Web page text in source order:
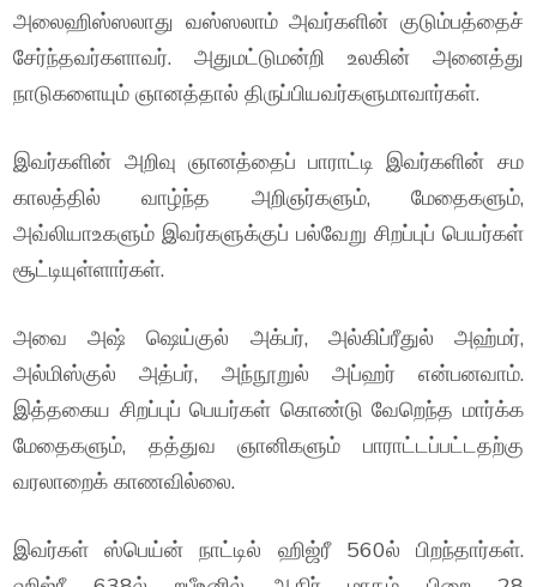
அலைஹிஸ்ஸலாது வஸ்ஸலாம் அவர்களின் குடும்பத்தைச்
சேர்ந்தவர்களாவர். அதுமட்டுமன்றி உலகின் அனைத்து
நாடுகளையும் ஞானத்தால் திருப்பியவர்களுமாவார்கள்.
இவர்களின் அறிவு ஞானத்தைப் பாராட்டி இவர்களின் சம
காலத்தில் வாழ்ந்த அறிஞர்களும், மேதைகளும்,
அவ்லியாஉகளும் இவர்களுக்குப் பல்வேறு சிறப்புப் பெயர்கள்
சூட்டியுள்ளார்கள்.
அவை அஷ் ஷெய்குல் அக்பர், அல்கிப்ரீதுல் அஹ்மர்,
அல்மிஸ்குல் அத்பர், அந்நூறுல் அப்ஹர் என்பனவாம்.
இத்தகைய சிறப்புப் பெயர்கள் கொண்டு வேறெந்த மார்க்க
மேதைகளும், தத்துவ ஞானிகளும் பாராட்டப்பட்டதற்கு
வரலாறைக் காணவில்லை.
இவர்கள் ஸ்பெய்ன் நாட்டில் ஹிஜ்ரீ 560ல் பிறந்தார்கள்.